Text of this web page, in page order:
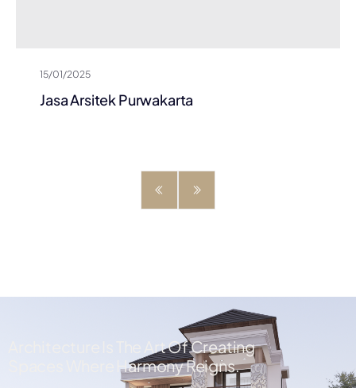
15/01/2025
Jasa Arsitek Purwakarta
Architecture Is The Art Of Creating
Spaces Where Harmony Reigns.